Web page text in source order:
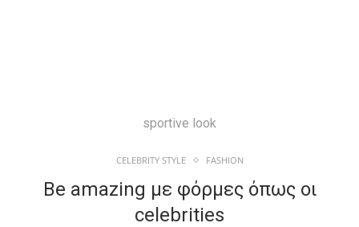
sportive look
CELEBRITY STYLE FASHION
Be amazing με φόρμες όπως οι
celebrities